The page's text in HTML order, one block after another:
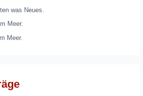
was Neues.
Meer.
Meer.